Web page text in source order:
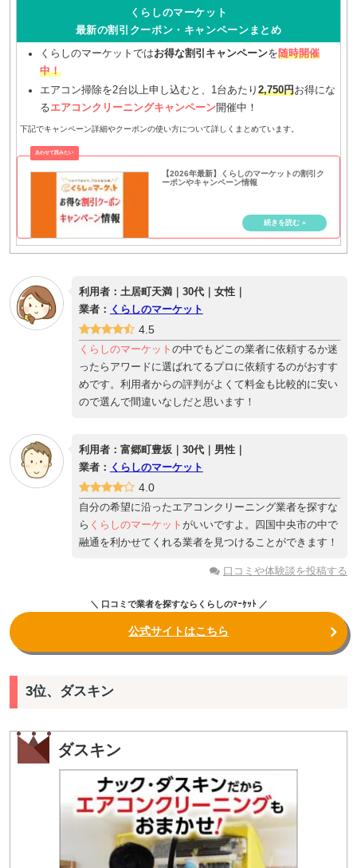
くらしのマーケット
最新の割引クーポン・キャンペーンまとめ
くらしのマーケットではお得な割引キャンペーンを随時開催
中！
エアコン掃除を2台以上申し込むと、1台あたり 2,750円お得にな
るエアコンクリーニングキャンペーン開催中！
下記でキャンペーン詳細やクーポンの使い方について詳しくまとめています。
【2026年最新】くらしのマーケットの割引ク
ーポンやキャンペーン情報
利用者：土居町天満｜30代｜女性｜
業者： くらしのマーケット
4.5
くらしのマーケット の中でもどこの業者に依頼するか迷
ったらアワードに選ばれてるプロに依頼するのがおすす
めです。利用者からの評判がよくて料金も比較的に安い
ので選んで間違いなしだと思います！
利用者：富郷町豊坂｜30代｜男性｜
業者： くらしのマーケット
4.0
自分の希望に沿ったエアコンクリーニング業者を探すな
ら くらしのマーケット がいいですよ。四国中央市の中で
融通を利かせてくれる業者を見つけることができます！
口コミや体験談を投稿する
＼ 口コミで業者を探すならくらしのﾏｰｹｯﾄ ／
公式サイトはこちら
3位、ダスキン
ダスキン